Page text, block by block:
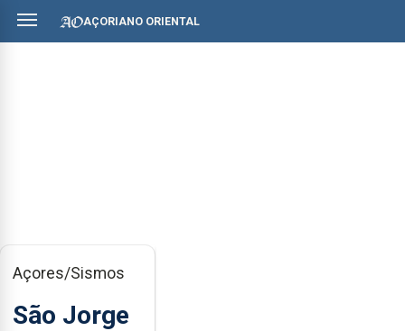
AÇORIANO ORIENTAL
Açores/Sismos
São Jorge